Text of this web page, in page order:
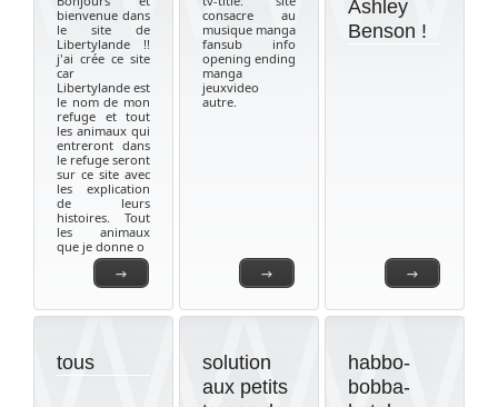
→
bienvenue dans
le site de
Libertylande !!
j'ai crée ce site
car
Libertylande est
le nom de mon
refuge et tout
les animaux qui
entreront dans
le refuge seront
sur ce site avec
les explication
de leurs
histoires. Tout
les animaux
que je donne o
→
consacre au
musique manga
fansub info
opening ending
manga
jeuxvideo
autre.
→
Ashley
Benson !
tous
solution
aux petits
habbo-
bobba-